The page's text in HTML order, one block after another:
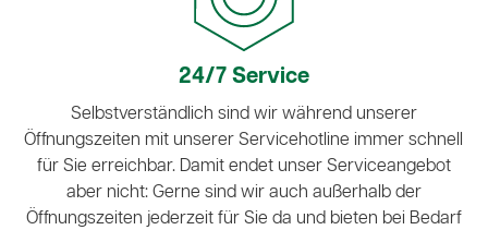
24/7 Service
Selbstverständlich sind wir während unserer
Öffnungszeiten mit unserer Servicehotline immer schnell
für Sie erreichbar. Damit endet unser Serviceangebot
aber nicht: Gerne sind wir auch außerhalb der
Öffnungszeiten jederzeit für Sie da und bieten bei Bedarf